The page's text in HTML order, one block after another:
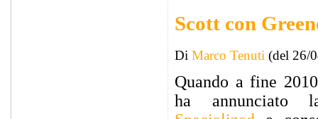
Scott con
Di Marco Tenuti (del 26/
Quando a fine
ha annunciato